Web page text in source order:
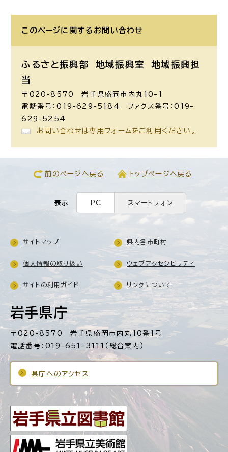
このページに関する お問い合わせ
ふるさと振興部 地域振興室
地域振興担
当
〒020-8570 岩手県盛岡市内丸10-1
電話番号：019-629-5184 ファクス番号：019-
629-5254
お問い合わせは専用フォームをご利用ください。
前のページへ戻る トップページへ戻る
表示 PC スマートフォン
岩手県庁
〒020-8570 岩手県盛岡市内丸10番1号
電話番号：019-651-3111（総合案内）
県庁へのアクセス
サイトマップ 県内各市町村
個人情報の取り扱い ウェブアクセシビリティ
サイトの利用ガイド リンクについて